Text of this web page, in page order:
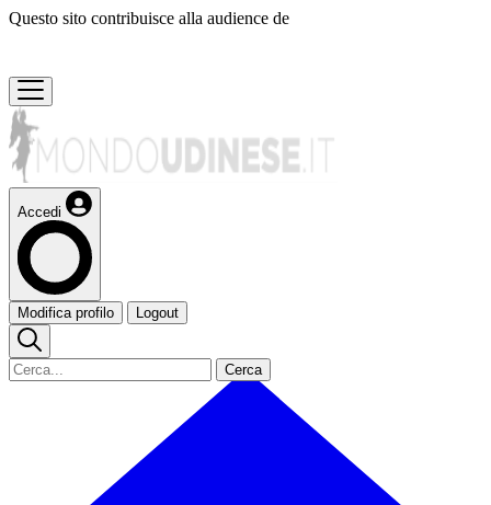
Questo sito contribuisce alla audience de
Accedi
Modifica profilo Logout
Cerca